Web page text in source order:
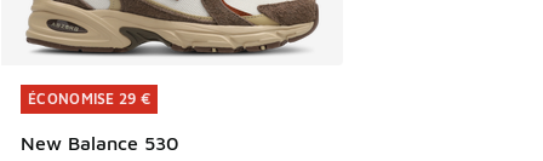
ÉCONOMISE 29 €
New Balance 530
ÉCONOMISE 29 €